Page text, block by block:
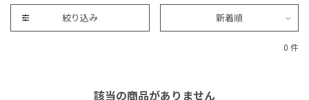
絞り込み 新着順
0 件
該当の商品がありません